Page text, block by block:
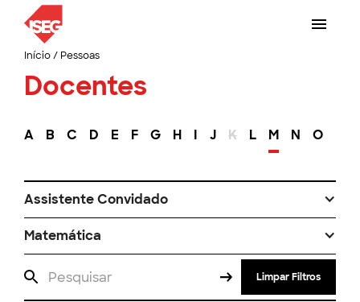
Início/ Pessoas
Docentes
A B C D E F G H I J K L M N O
Assistente Convidado
Matemática
Limpar Filtros